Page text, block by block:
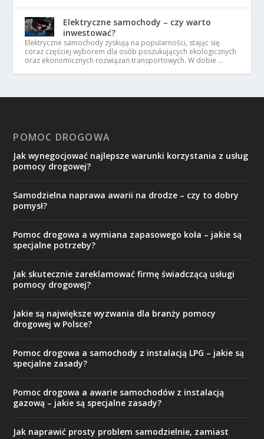
Elektryczne samochody – czy warto
inwestować?
Elektryczne samochody zyskują na popularności, stając się
coraz częściej wyborem dla osób poszukujących ekologicznych
oraz ekonomicznych rozwiązań transportowych. W dobie …
POMOC DROGOWA
Jak wynegocjować najlepsze warunki korzystania z usług
pomocy drogowej?
Samodzielna naprawa awarii na drodze – czy to dobry
pomysł?
Pomoc drogowa a wymiana zapasowego koła – jakie są
specjalne potrzeby?
Jak skutecznie zareklamować firmę świadczącą usługi
pomocy drogowej?
Jakie są największe wyzwania dla branży pomocy
drogowej w Polsce?
Pomoc drogowa a samochody z instalacją LPG – jakie są
specjalne zasady?
Pomoc drogowa a awarie samochodów z instalacją
gazową – jakie są specjalne zasady?
Jak naprawić prosty problem samodzielnie, zamiast